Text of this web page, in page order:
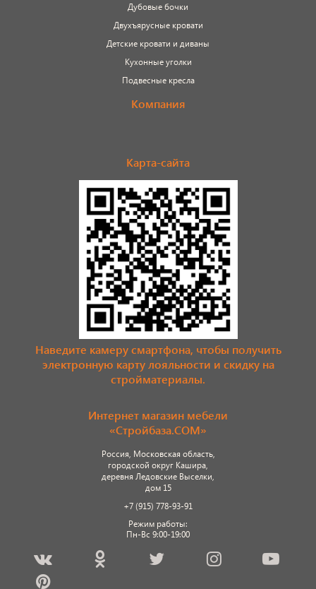
Дубовые бочки
Двухъярусные кровати
Детские кровати и диваны
Кухонные уголки
Подвесные кресла
Компания
Карта-сайта
Наведите камеру смартфона, чтобы получить
электронную карту лояльности и скидку на
стройматериалы.
Интернет магазин мебели
«Стройбаза.COM»
Россия, Московская область,
городской округ Кашира,
деревня Ледовские Выселки,
дом 15
+7 (915) 778-93-91
Режим работы:
Пн-Вс 9:00-19:00